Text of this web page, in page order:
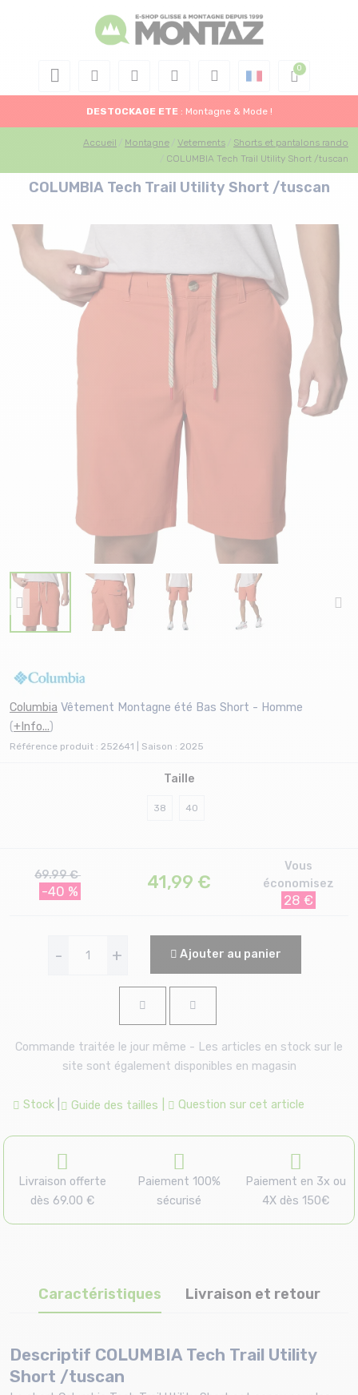
DESTOCKAGE ETE : Montagne & Mode !
Accueil Montagne Vetements
Shorts et pantalons rando
COLUMBIA Tech Trail Utility Short /tuscan
COLUMBIA Tech Trail Utility Short /tuscan
Columbia Vêtement Montagne été Bas Short - Homme
(+Info...)
Référence produit : 252641 | Saison : 2025
Taille
38 40
69.99 €
-40 % 41,99 €
Vous
économisez
28 €
- + Ajouter au panier
Commande traitée le jour même - Les articles en stock sur le
site sont également disponibles en magasin
Stock Guide des tailles Question sur cet article
Livraison offerte
dès 69.00 €
Paiement 100%
sécurisé
Paiement en 3x ou
4X dès 150€
Caractéristiques Livraison et retour
Descriptif COLUMBIA Tech Trail Utility
Short /tuscan